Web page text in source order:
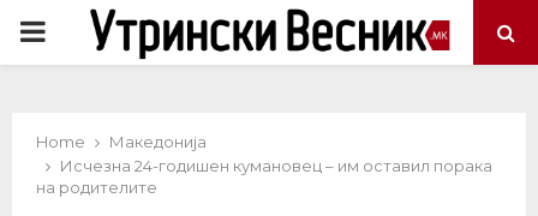
PRIMARY
Home
Македонија
Исчезна 24-годишен кумановец – им оставил порака
на родителите